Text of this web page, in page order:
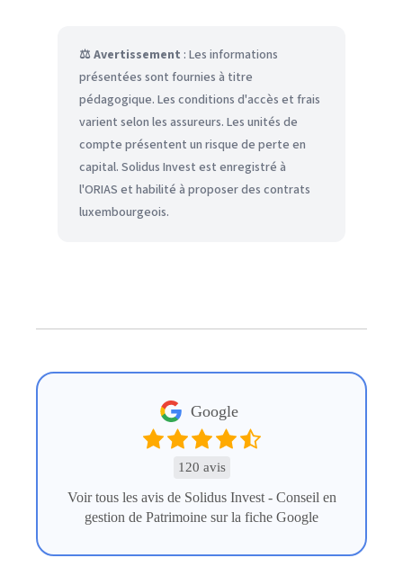
⚖️ Avertissement : Les informations
présentées sont fournies à titre
pédagogique. Les conditions d'accès et frais
varient selon les assureurs. Les unités de
compte présentent un risque de perte en
capital. Solidus Invest est enregistré à
l'ORIAS et habilité à proposer des contrats
luxembourgeois.
Google
120 avis
Voir tous les avis de Solidus Invest - Conseil en
gestion de Patrimoine sur la fiche Google